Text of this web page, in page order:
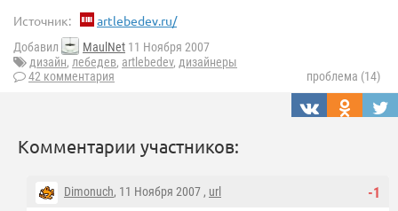
Источник: artlebedev.ru/
Добавил MaulNet 11 Ноября 2007
дизайн, лебедев, artlebedev, дизайнеры
42 комментария
проблема (14)
Комментарии участников:
-1
Dimonuch, 11 Ноября 2007 , url